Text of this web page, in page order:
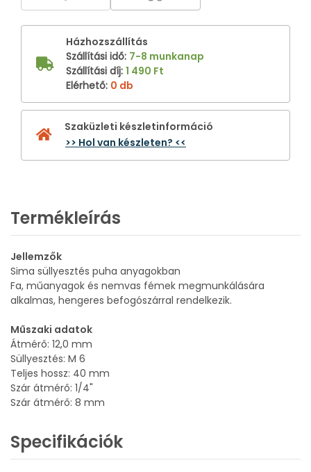
Házhozszállítás
Szállítási idő: 7-8 munkanap
Szállítási díj: 1 490 Ft
Elérhető: 0 db
Szaküzleti készletinformáció
>> Hol van készleten? <<
Termékleírás
Jellemzők
Sima süllyesztés puha anyagokban
Fa, műanyagok és nemvas fémek megmunkálására
alkalmas, hengeres befogószárral rendelkezik.
Műszaki adatok
Átmérő: 12,0 mm
Süllyesztés: M 6
Teljes hossz: 40 mm
Szár átmérő: 1/4"
Szár átmérő: 8 mm
Specifikációk